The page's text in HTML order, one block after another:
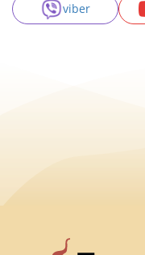
viber